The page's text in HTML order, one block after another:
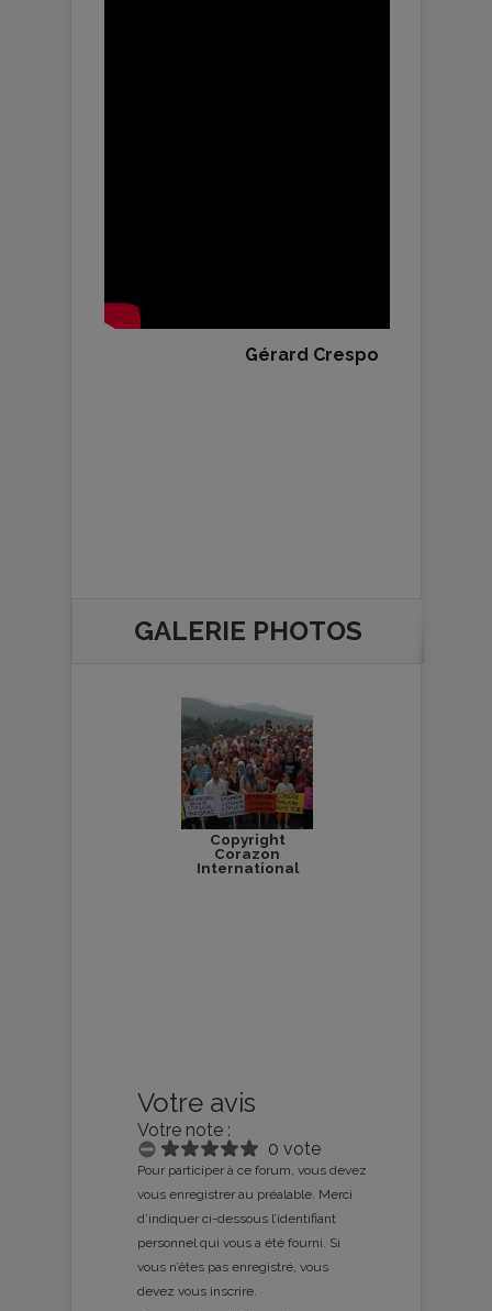
Gérard Crespo
GALERIE PHOTOS
Copyright
Corazon
International
Votre avis
Votre note :
0 vote
Pour participer à ce forum, vous devez
vous enregistrer au préalable. Merci
d’indiquer ci-dessous l’identifiant
personnel qui vous a été fourni. Si
vous n’êtes pas enregistré, vous
devez vous inscrire.